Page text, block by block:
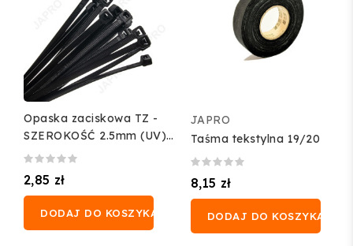
Opaska zaciskowa TZ -
SZEROKOŚĆ 2.5mm (UV)
(100 szt.)
2,85 zł
DODAJ DO KOSZYKA
JAPRO
Taśma tekstylna 19/20
8,15 zł
DODAJ DO KOSZYKA